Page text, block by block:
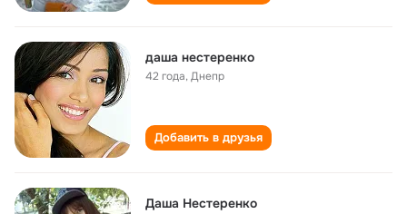
даша нестеренко
42 года,Днепр
Добавить в друзья
Даша Нестеренко